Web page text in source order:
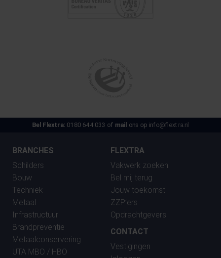
Bel Flextra: 0180 644 033 of mail ons op info@flextra.nl
BRANCHES
Schilders
Bouw
Techniek
Metaal
Infrastructuur
Brandpreventie
Metaalconservering
UTA MBO / HBO
FLEXTRA
Vakwerk zoeken
Bel mij terug
Jouw toekomst
ZZP’ers
Opdrachtgevers
CONTACT
Vestigingen